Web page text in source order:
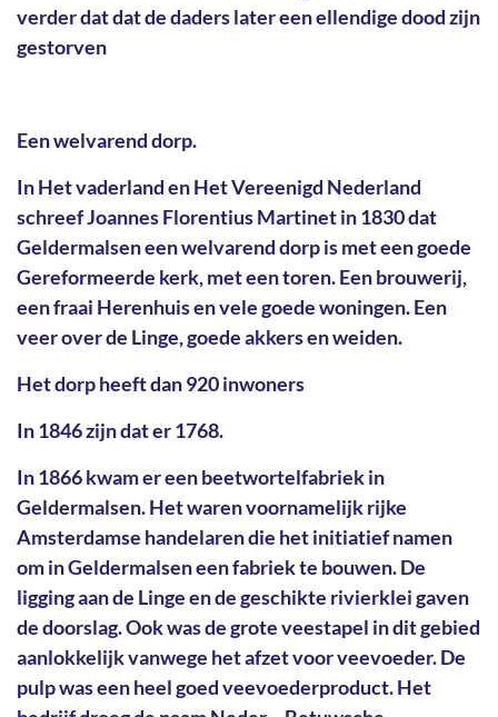
verder dat dat de daders later een ellendige dood zijn
gestorven
Een welvarend dorp.
In Het vaderland en Het Vereenigd Nederland
schreef Joannes Florentius Martinet in 1830 dat
Geldermalsen een welvarend dorp is met een goede
Gereformeerde kerk, met een toren. Een brouwerij,
een fraai Herenhuis en vele goede woningen. Een
veer over de Linge, goede akkers en weiden.
Het dorp heeft dan 920 inwoners
In 1846 zijn dat er 1768.
In 1866 kwam er een beetwortelfabriek in
Geldermalsen. Het waren voornamelijk rijke
Amsterdamse handelaren die het initiatief namen
om in Geldermalsen een fabriek te bouwen. De
ligging aan de Linge en de geschikte rivierklei gaven
de doorslag. Ook was de grote veestapel in dit gebied
aanlokkelijk vanwege het afzet voor veevoeder. De
pulp was een heel goed veevoederproduct. Het